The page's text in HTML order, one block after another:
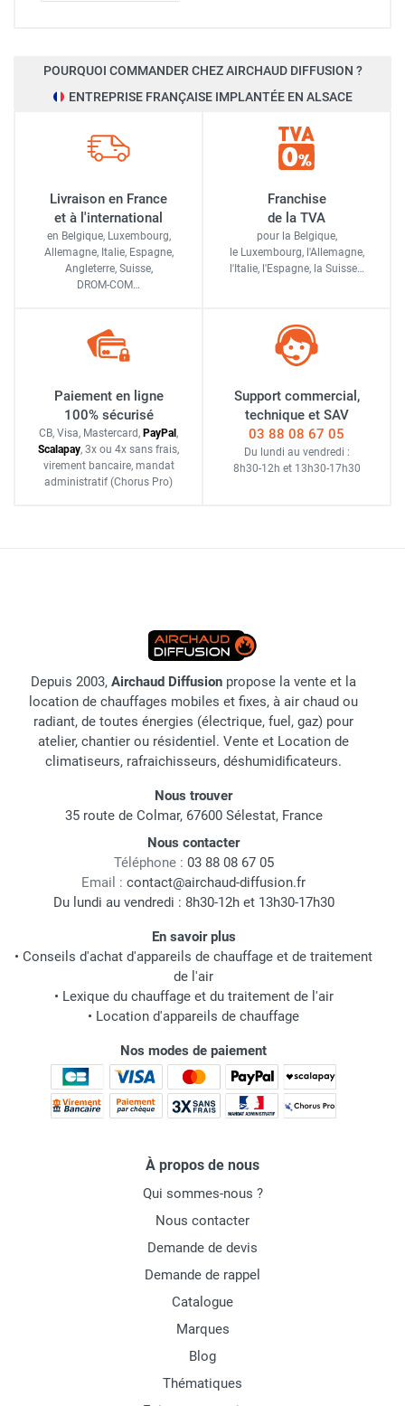
POURQUOI COMMANDER CHEZ AIRCHAUD DIFFUSION ?
ENTREPRISE FRANÇAISE IMPLANTÉE EN ALSACE
Livraison en France
et à l'international
en Belgique, Luxembourg,
Allemagne, Italie, Espagne,
Angleterre, Suisse,
DROM-COM…
Franchise
de la TVA
pour la Belgique,
le Luxembourg, l'Allemagne,
l'Italie, l'Espagne, la Suisse…
Paiement en ligne
100% sécurisé
CB, Visa, Mastercard, PayPal,
Scalapay, 3x ou 4x sans frais,
virement bancaire, mandat
administratif (Chorus Pro)
Support commercial,
technique et SAV
03 88 08 67 05
Du lundi au vendredi :
8h30-12h et 13h30-17h30
Depuis 2003, Airchaud Diffusion propose la vente et la
location de chauffages mobiles et fixes, à air chaud ou
radiant, de toutes énergies (électrique, fuel, gaz) pour
atelier, chantier ou résidentiel. Vente et Location de
climatiseurs, rafraichisseurs, déshumidificateurs.
Nous trouver
35 route de Colmar, 67600 Sélestat, France
Nous contacter
Téléphone : 03 88 08 67 05
Email : contact@airchaud-diffusion.fr
Du lundi au vendredi : 8h30-12h et 13h30-17h30
En savoir plus
• Conseils d'achat d'appareils de chauffage et de traitement
de l'air
• Lexique du chauffage et du traitement de l'air
• Location d'appareils de chauffage
Nos modes de paiement
À propos de nous
Qui sommes-nous ?
Nous contacter
Demande de devis
Demande de rappel
Catalogue
Marques
Blog
Thématiques